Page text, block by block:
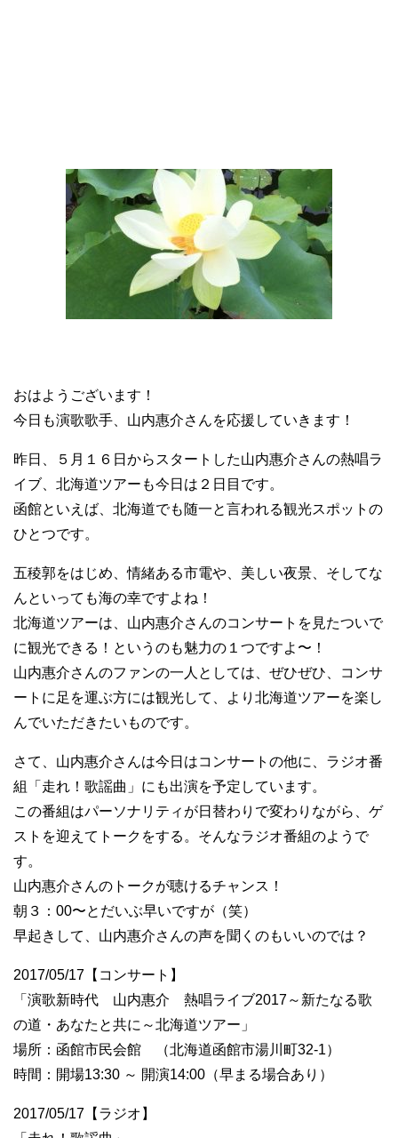
おはようございます！
今日も演歌歌手、山内惠介さんを応援していきます！
昨日、５月１６日からスタートした山内惠介さんの熱唱ラ
イブ、北海道ツアーも今日は２日目です。
函館といえば、北海道でも随一と言われる観光スポットの
ひとつです。
五稜郭をはじめ、情緒ある市電や、美しい夜景、そしてな
んといっても海の幸ですよね！
北海道ツアーは、山内惠介さんのコンサートを見たついで
に観光できる！というのも魅力の１つですよ〜！
山内惠介さんのファンの一人としては、ぜひぜひ、コンサ
ートに足を運ぶ方には観光して、より北海道ツアーを楽し
んでいただきたいものです。
さて、山内惠介さんは今日はコンサートの他に、ラジオ番
組「走れ！歌謡曲」にも出演を予定しています。
この番組はパーソナリティが日替わりで変わりながら、ゲ
ストを迎えてトークをする。そんなラジオ番組のようで
す。
山内惠介さんのトークが聴けるチャンス！
朝３：00〜とだいぶ早いですが（笑）
早起きして、山内惠介さんの声を聞くのもいいのでは？
2017/05/17【コンサート】
「演歌新時代 山内惠介 熱唱ライブ2017～新たなる歌
の道・あなたと共に～北海道ツアー」
場所：函館市民会館 （北海道函館市湯川町32-1）
時間：開場13:30 ～ 開演14:00（早まる場合あり）
2017/05/17【ラジオ】